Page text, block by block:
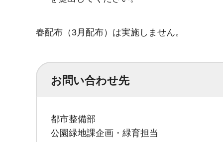
春配布（3月配布）は実施しません。
お問い合わせ先
都市整備部
公園緑地課企画・緑育担当